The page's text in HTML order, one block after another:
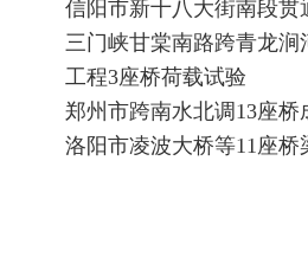
信阳市新十八大街南段贯
三门峡甘棠南路跨青龙涧
工程3座桥荷载试验
郑州市跨南水北调13座桥
洛阳市凌波大桥等11座桥